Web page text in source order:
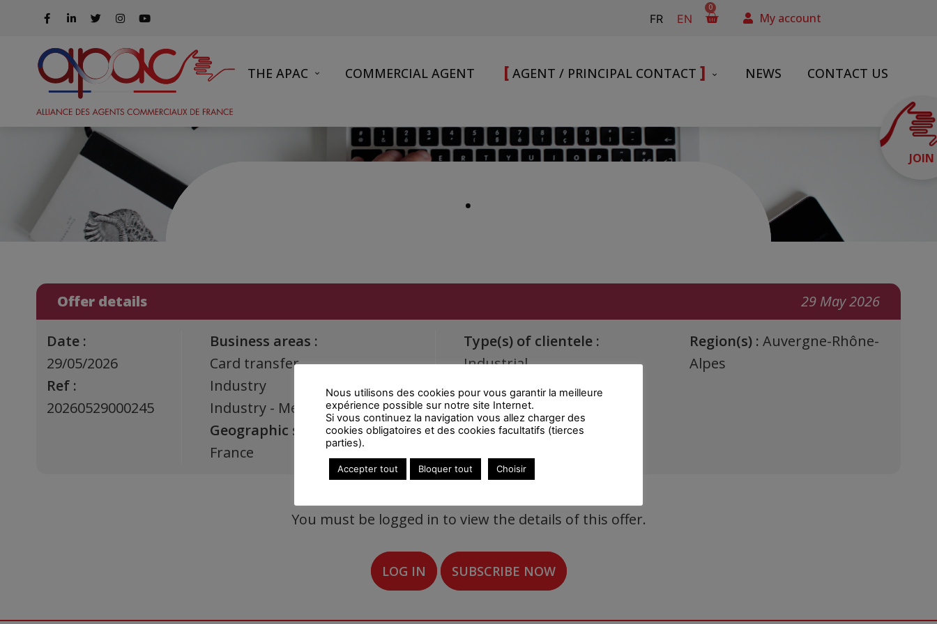
FR EN
0
My account
THE APAC COMMERCIAL AGENT [ AGENT / PRINCIPAL CONTACT ] NEWS CONTACT US
JOIN
.
Offer details 29 May 2026
Date :
29/05/2026
Ref :
20260529000245
Business areas :
Card transfer
Industry
Industry - Mechanics - Tools
Geographic sector(s) :
France
Type(s) of clientele :
Industrial
Region(s) : Auvergne-Rhône-
Alpes
You must be logged in to view the details of this offer.
LOG IN SUBSCRIBE NOW
Nous utilisons des cookies pour vous garantir la meilleure
expérience possible sur notre site Internet.
Si vous continuez la navigation vous allez charger des
cookies obligatoires et des cookies facultatifs (tierces
parties).
Accepter tout Bloquer tout Choisir